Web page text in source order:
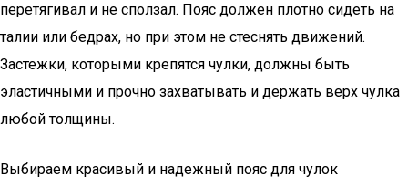
перетягивал и не сползал. Пояс должен плотно сидеть на
талии или бедрах, но при этом не стеснять движений.
Застежки, которыми крепятся чулки, должны быть
эластичными и прочно захватывать и держать верх чулка
любой толщины.
Выбираем красивый и надежный пояс для чулок